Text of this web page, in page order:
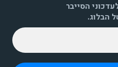
הסייבר
הבלוג.